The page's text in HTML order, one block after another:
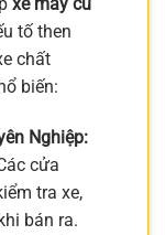
tố then
chất
biến:
Nghiệp:
cửa
tra xe,
bán ra.